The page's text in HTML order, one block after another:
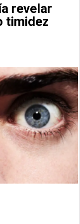
revelar
timidez